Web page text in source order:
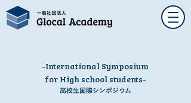
-International Symposium
for High school students-
高校生国際シンポジウム